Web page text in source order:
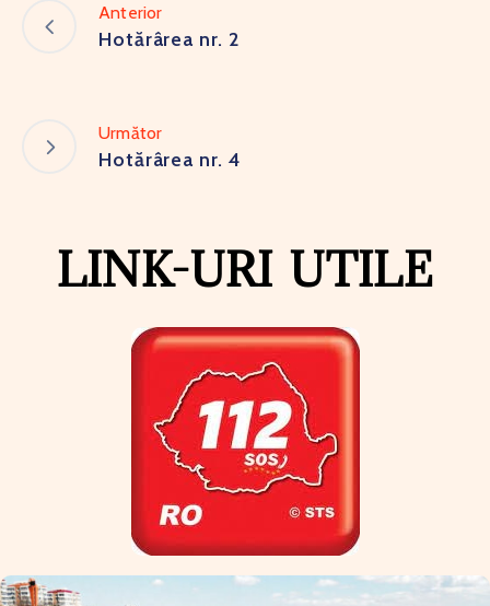
Anterior
Hotărârea nr. 2
Următor
Hotărârea nr. 4
LINK-URI UTILE